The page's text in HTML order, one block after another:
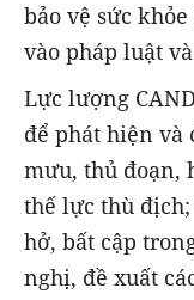
bảo vệ sức
vào pháp luật
Lực lượng
để phát hiện và
mưu, thủ đoạn,
thế lực thù
hở, bất cập
nghị, đề xuất